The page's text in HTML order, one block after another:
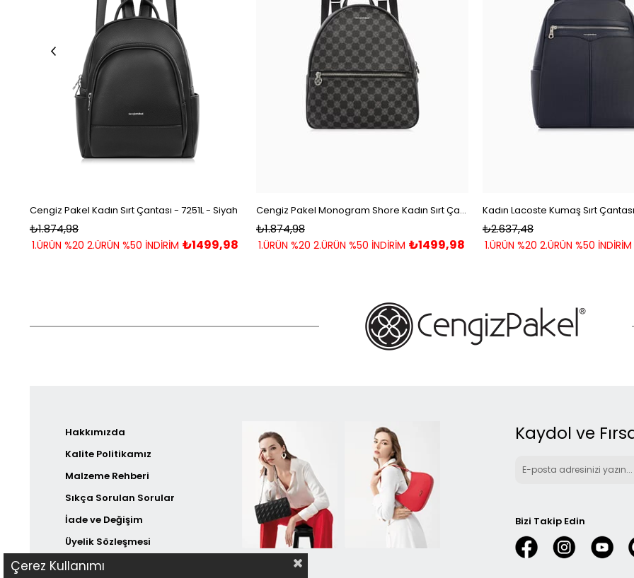
Cengiz Pakel Kadın Sırt Çantası - 7251L - Siyah
₺1.874,98
1.ÜRÜN %20 2.ÜRÜN %50 İNDİRİM ₺1499,98
Cengiz Pakel Monogram Shore Kadın Sırt Çantası 7286P-Siyah
₺1.874,98
1.ÜRÜN %20 2.ÜRÜN %50 İNDİRİM ₺1499,98
₺2.637,48
1.ÜRÜN %20 2.ÜRÜN %50 İNDİRİM
Hakkımızda
Kalite Politikamız
Malzeme Rehberi
Sıkça Sorulan Sorular
İade ve Değişim
Üyelik Sözleşmesi
KVKK
Kaydol ve
Bizi Takip Edin
Çerez Kullanımı